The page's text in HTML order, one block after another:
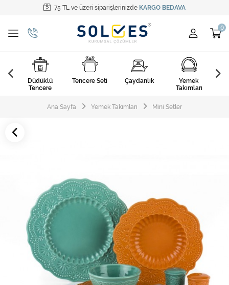
75 TL ve üzeri siparişlerinizde KARGO BEDAVA
Tüm Kategoriler
Pişirme Gereçleri
Yemek Takımları
Kahvaltı Takımları
Çatal Kaşık Bıçak
Cam Ürünler
Mutfak Aksesuarları
Düdüklü
Tencere
Tencere Seti Çaydanlık
Yemek
Takımları
Ana Sayfa Yemek Takımları Mini Setler